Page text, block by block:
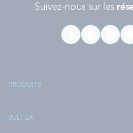
Le sommier 160x200 cm
Le sommier 2x80x200 cm
Le sommier 2x100x200 cm
soutien ferme et disposant de
: Le
Suivez-nous sur les
PRODUITS
BULTEX